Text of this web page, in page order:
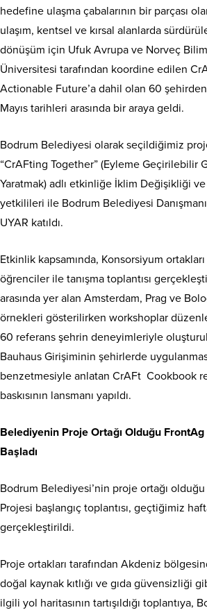
hedefine ulaşma çabalarının bir parçası
ulaşım, kentsel ve kırsal alanlarda
dönüşüm için Ufuk Avrupa ve Norveç
Üniversitesi tarafından koordine edilen
Actionable Future’a dahil olan 60
Mayıs tarihleri arasında bir araya geldi.
Bodrum Belediyesi olarak seçildiğimiz
“CrAFting Together” (Eyleme Geçirilebilir
Yaratmak) adlı etkinliğe İklim Değişikliği ve
yetkilileri ile Bodrum Belediyesi Danışmanı
UYAR katıldı.
Etkinlik kapsamında, Konsorsiyum
öğrenciler ile tanışma toplantısı
arasında yer alan Amsterdam, Prag ve
örnekleri gösterilirken workshoplar
60 referans şehrin deneyimleriyle
Bauhaus Girişiminin şehirlerde
benzetmesiyle anlatan CrAFt Cookbook
baskısının lansmanı yapıldı.
Belediyenin Proje Ortağı Olduğu FrontAg
Başladı
Bodrum Belediyesi’nin proje ortağı
Projesi başlangıç toplantısı, geçtiğimiz
gerçekleştirildi.
Proje ortakları tarafından Akdeniz
doğal kaynak kıtlığı ve gıda güvensizliği
ilgili yol haritasının tartışıldığı toplantıya,